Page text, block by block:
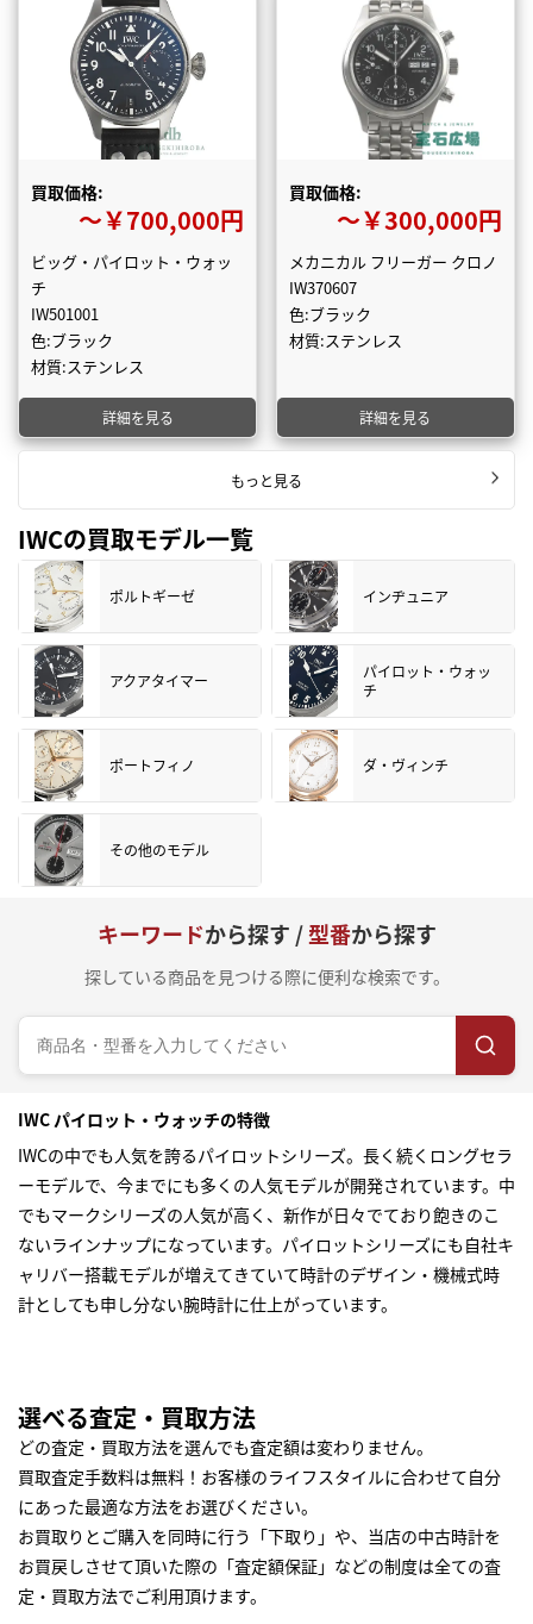
買取価格:
〜￥700,000円
ビッグ・パイロット・ウォッ
チ
IW501001
色:ブラック
材質:ステンレス
詳細を見る
買取価格:
〜￥300,000円
メカニカル フリーガー クロノ
IW370607
色:ブラック
材質:ステンレス
詳細を見る
もっと見る
IWCの買取モデル一覧
ポルトギーゼ インヂュニア
アクアタイマー
パイロット・ウォッ
チ
ポートフィノ ダ・ヴィンチ
その他のモデル
キーワードから探す /型番から探す
探している商品を見つける際に便利な検索です。
IWC パイロット・ウォッチの特徴
IWCの中でも人気を誇るパイロットシリーズ。長く続くロングセラ
ーモデルで、今までにも多くの人気モデルが開発されています。中
でもマークシリーズの人気が高く、新作が日々でており飽きのこ
ないラインナップになっています。パイロットシリーズにも自社キ
ャリバー搭載モデルが増えてきていて時計のデザイン・機械式時
計としても申し分ない腕時計に仕上がっています。
選べる査定・買取方法
どの査定・買取方法を選んでも査定額は変わりません。
買取査定手数料は無料！お客様のライフスタイルに合わせて自分
にあった最適な方法をお選びください。
お買取りとご購入を同時に行う「下取り」や、当店の中古時計を
お買戻しさせて頂いた際の「査定額保証」などの制度は全ての査
定・買取方法でご利用頂けます。